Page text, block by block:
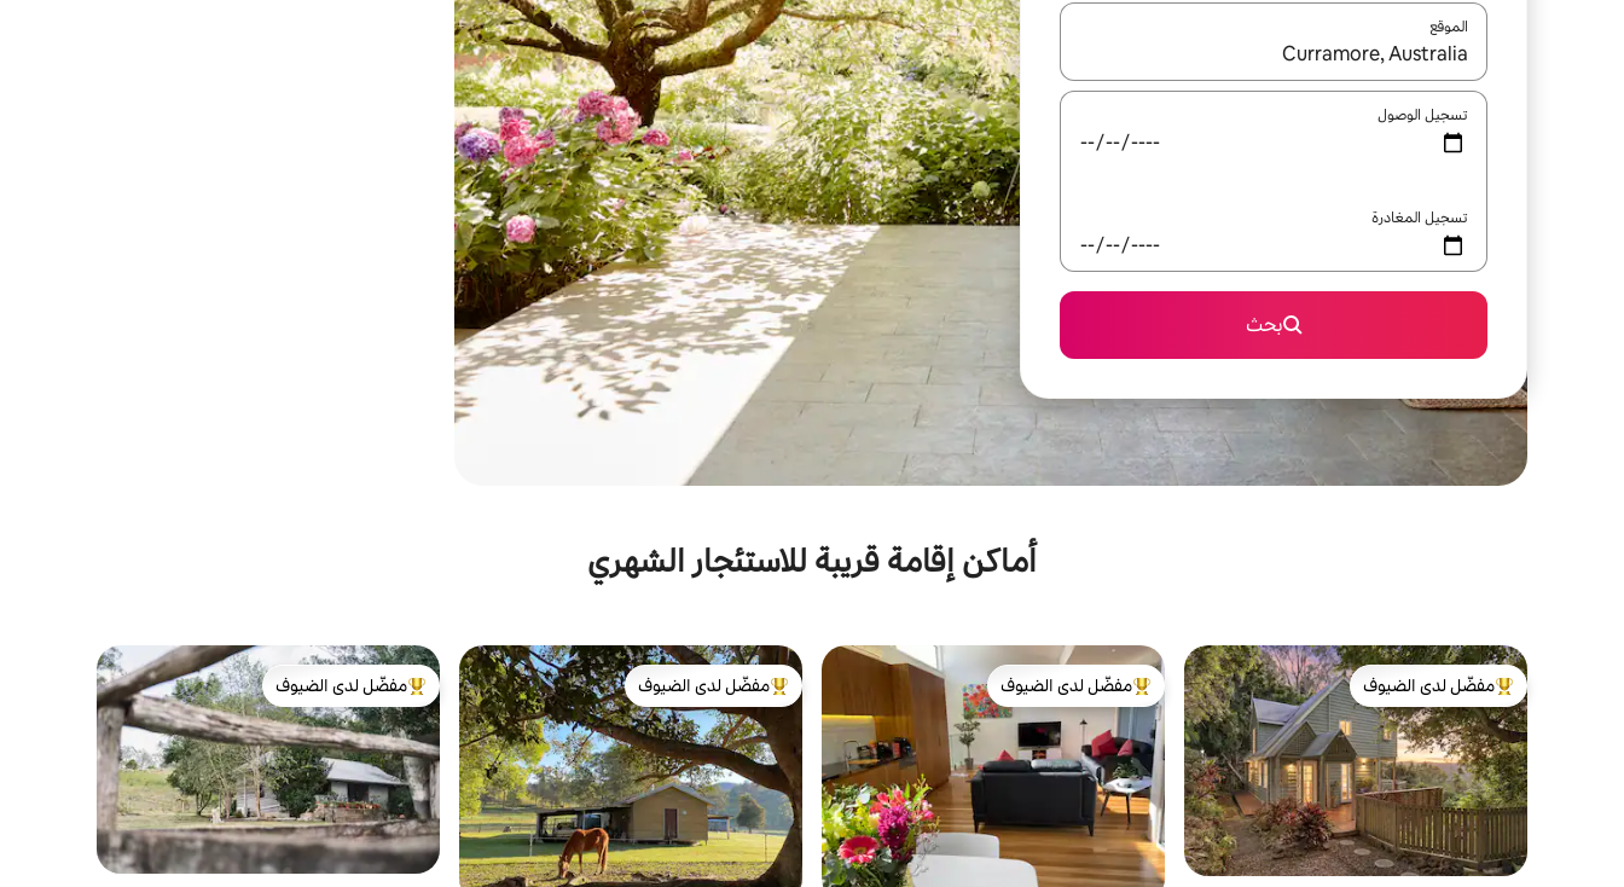
الموقع
عند توفر النتائج، انتقل باستخدام السهمين لأعلى ولأسفل أو استكشف عن طريق اللمس أو السحب.
تسجيل الوصول
تسجيل المغادرة
بحث
أماكن إقامة قريبة للاستئجار الشهري
من أبرز البيوت المفضّلة لدى الضيوف
مفضّل لدى الضيوف
من أبرز البيوت المفضّلة لدى الضيوف
مفضّل لدى الضيوف
من أبرز البيوت المفضّلة لدى الضيوف
مفضّل لدى الضيوف
من أبرز البيوت المفضّلة لدى الضيوف
مفضّل لدى الضيوف